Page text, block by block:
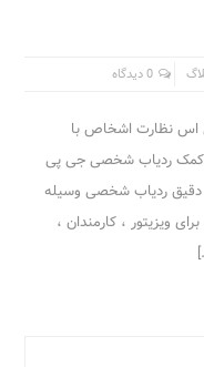
0 دیدگاه
نظارت اشخاص با
ردیاب شخصی جی پی
دقیق ردیاب شخصی وسیله
ویزیتور ، کارمندان ،